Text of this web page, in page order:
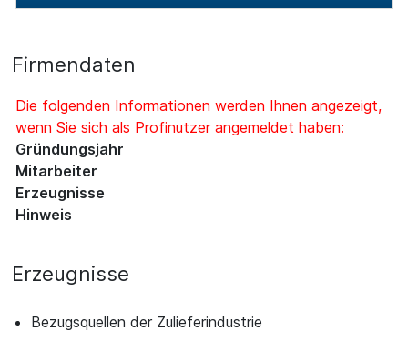
Firmendaten
Die folgenden Informationen werden Ihnen angezeigt,
wenn Sie sich als Profinutzer angemeldet haben:
Gründungsjahr
Mitarbeiter
Erzeugnisse
Hinweis
Erzeugnisse
Bezugsquellen der Zulieferindustrie